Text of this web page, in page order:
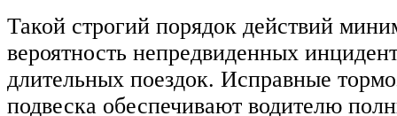
Такой строгий порядок действий
вероятность непредвиденных
длительных поездок. Исправные
подвеска обеспечивают водителю